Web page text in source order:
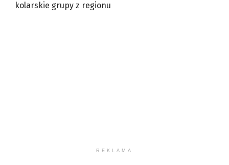
kolarskie grupy z regionu
REKLAMA